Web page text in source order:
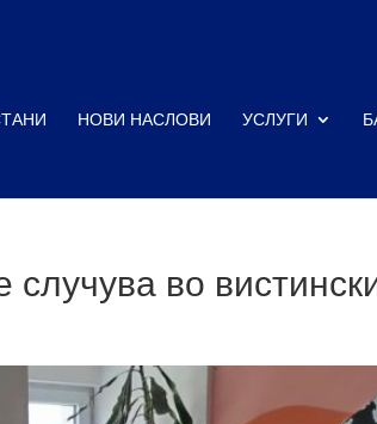
НОВИ НАСЛОВИ УСЛУГИ
во